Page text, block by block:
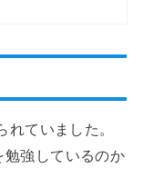
ていました。
強しているのか